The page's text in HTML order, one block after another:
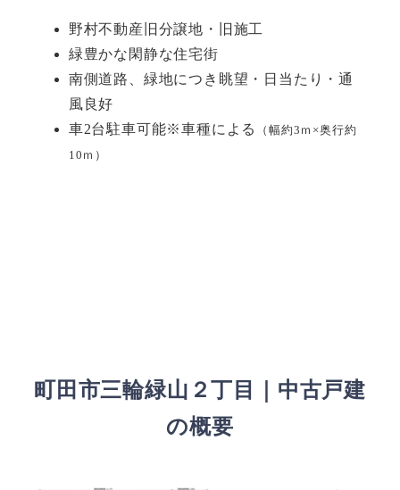
野村不動産旧分譲地・旧施工
緑豊かな閑静な住宅街
南側道路、緑地につき眺望・日当たり・通
風良好
車2台駐車可能※車種による
（幅約3ｍ×奥行約
10ｍ）
町田市三輪緑山２丁目｜中古戸建
の概要